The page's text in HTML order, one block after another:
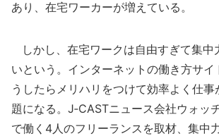
あり、在宅ワーカーが増えている。
しかし、在宅ワークは自由すぎて集中
いという。インターネットの働き方サ
うしたらメリハリをつけて効率よく仕
題になる。J‐CASTニュース会社ウォッ
で働く4人のフリーランスを取材、集中